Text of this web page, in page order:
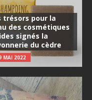
trésors pour la
des cosmétiques
signés la
du cèdre
MAI 2022